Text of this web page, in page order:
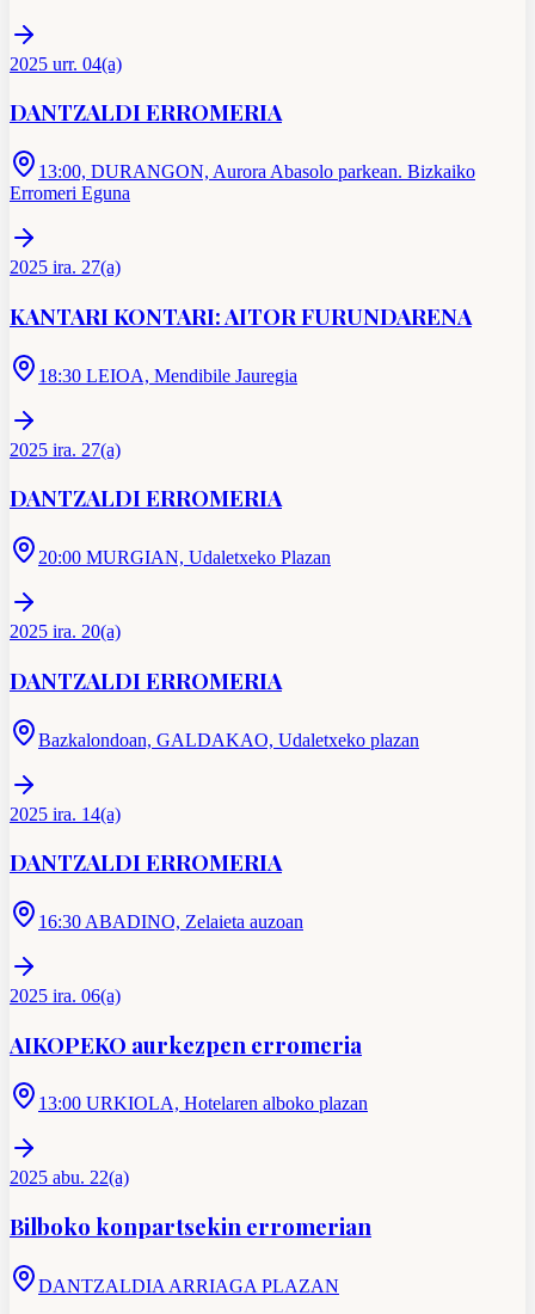
2025 urr. 04(a)
DANTZALDI ERROMERIA
13:00, DURANGON, Aurora Abasolo parkean. Bizkaiko
Erromeri Eguna
2025 ira. 27(a)
KANTARI KONTARI: AITOR FURUNDARENA
18:30 LEIOA, Mendibile Jauregia
2025 ira. 27(a)
DANTZALDI ERROMERIA
20:00 MURGIAN, Udaletxeko Plazan
2025 ira. 20(a)
DANTZALDI ERROMERIA
Bazkalondoan, GALDAKAO, Udaletxeko plazan
2025 ira. 14(a)
DANTZALDI ERROMERIA
16:30 ABADINO, Zelaieta auzoan
2025 ira. 06(a)
AIKOPEKO aurkezpen erromeria
13:00 URKIOLA, Hotelaren alboko plazan
2025 abu. 22(a)
Bilboko konpartsekin erromerian
DANTZALDIA ARRIAGA PLAZAN